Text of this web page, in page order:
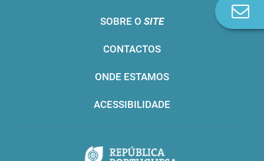
SOBRE O SITE
CONTACTOS
ONDE ESTAMOS
ACESSIBILIDADE